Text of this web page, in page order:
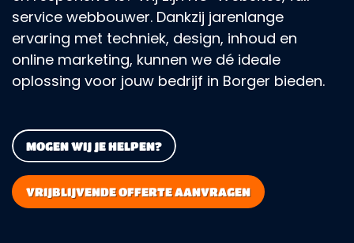
service webbouwer. Dankzij jarenlange
ervaring met techniek, design, inhoud en
online marketing, kunnen we dé ideale
oplossing voor jouw bedrijf in Borger bieden.
MOGEN WIJ JE HELPEN?
VRIJBLIJVENDE OFFERTE AANVRAGEN